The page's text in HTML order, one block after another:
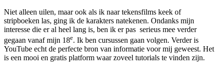
Niet alleen uilen, maar ook als ik naar tekensfilms keek of
stripboeken las, ging ik de karakters natekenen. Ondanks mijn
interesse die er al heel lang is, ben ik er pas serieus mee verder
gegaan vanaf mijn 18e. Ik ben cursussen gaan volgen. Verder is
YouTube echt de perfecte bron van informatie voor mij geweest. Het
is een mooi en gratis platform waar zoveel tutorials te vinden zijn.